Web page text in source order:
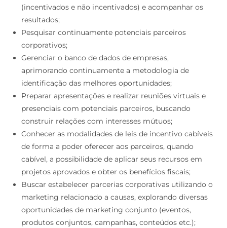
(incentivados e não incentivados) e acompanhar os
resultados;
Pesquisar continuamente potenciais parceiros
corporativos;
Gerenciar o banco de dados de empresas,
aprimorando continuamente a metodologia de
identificação das melhores oportunidades;
Preparar apresentações e realizar reuniões virtuais e
presenciais com potenciais parceiros, buscando
construir relações com interesses mútuos;
Conhecer as modalidades de leis de incentivo cabíveis
de forma a poder oferecer aos parceiros, quando
cabível, a possibilidade de aplicar seus recursos em
projetos aprovados e obter os benefícios fiscais;
Buscar estabelecer parcerias corporativas utilizando o
marketing relacionado a causas, explorando diversas
oportunidades de marketing conjunto (eventos,
produtos conjuntos, campanhas, conteúdos etc.);